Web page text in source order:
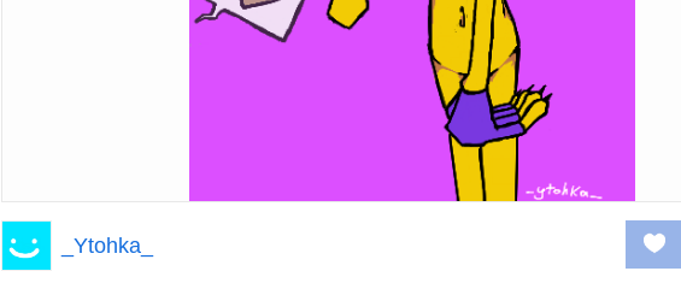
_Ytohka_